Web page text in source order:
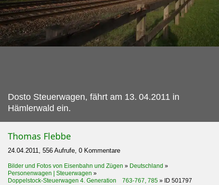
Dosto Steuerwagen, fährt am 13. 04.2011 in
Hämlerwald ein.
Thomas Flebbe
24.04.2011, 556 Aufrufe, 0 Kommentare
Bilder und Fotos von Eisenbahn und Zügen » Deutschland »
Personenwagen | Steuerwagen »
Doppelstock-Steuerwagen 4. Generation 763-767, 785 » ID 501797